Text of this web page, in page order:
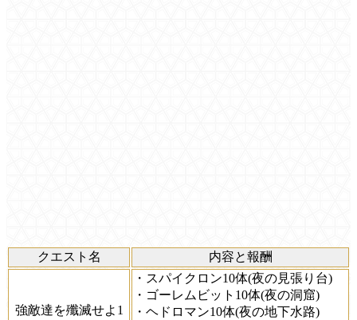
クエスト名 内容と報酬
強敵達を殲滅せよ1
・スパイクロン10体(夜の見張り台)
・ゴーレムビット10体(夜の洞窟)
・ヘドロマン10体(夜の地下水路)